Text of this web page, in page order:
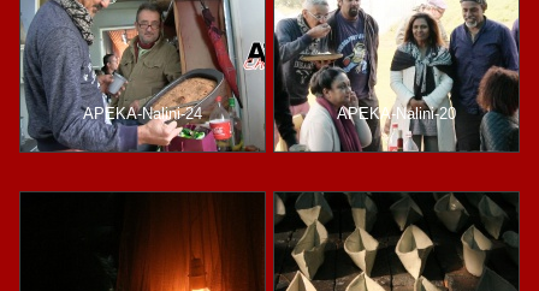
APEKA-Nalini-24 APEKA-Nalini-20